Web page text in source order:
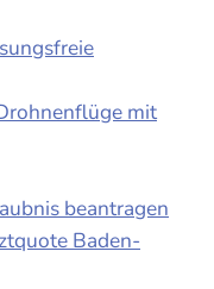
mit
beantragen
Baden-